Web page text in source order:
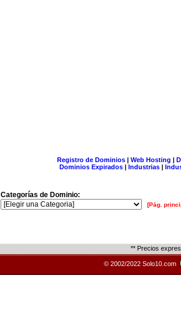
Registro de Dominios| Web Hosting |
Dominios Expirados | Industrias |
Categorías de Dominio:
[Pág.
** Precios
© 2002/2022 Solo10.com